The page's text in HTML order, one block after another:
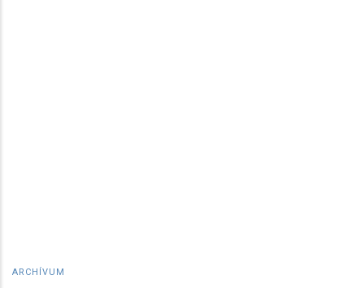
ARCHÍVUM